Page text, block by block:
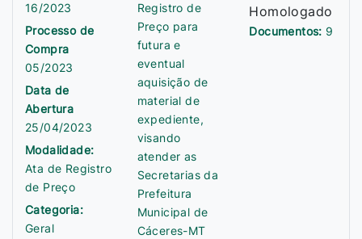
16/2023
Processo de
Compra
05/2023
Data de
Abertura
25/04/2023
Modalidade:
Ata de Registro
de Preço
Categoria:
Geral
Registro de
Preço para
futura e
eventual
aquisição de
material de
expediente,
visando
atender as
Secretarias da
Prefeitura
Municipal de
Cáceres-MT
Homologado
Documentos: 9